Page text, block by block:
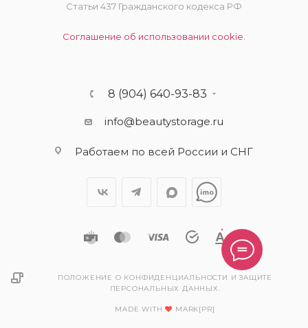
Статьи 437 Гражданского кодекса РФ
Соглашение об использовании cookie.
8 (904) 640-93-83
info@beautystorage.ru
Работаем по всей России и СНГ
ПОЛОЖЕНИЕ О КОНФИДЕНЦИАЛЬНОСТИ И ЗАЩИТЕ
ПЕРСОНАЛЬНЫХ ДАННЫХ.
MADE WITH MARK[PR]